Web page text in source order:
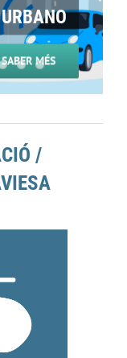
SABER MÉS
/